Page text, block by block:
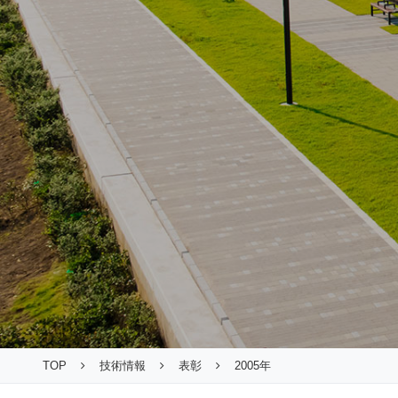
TOP 技術情報 表彰 2005年